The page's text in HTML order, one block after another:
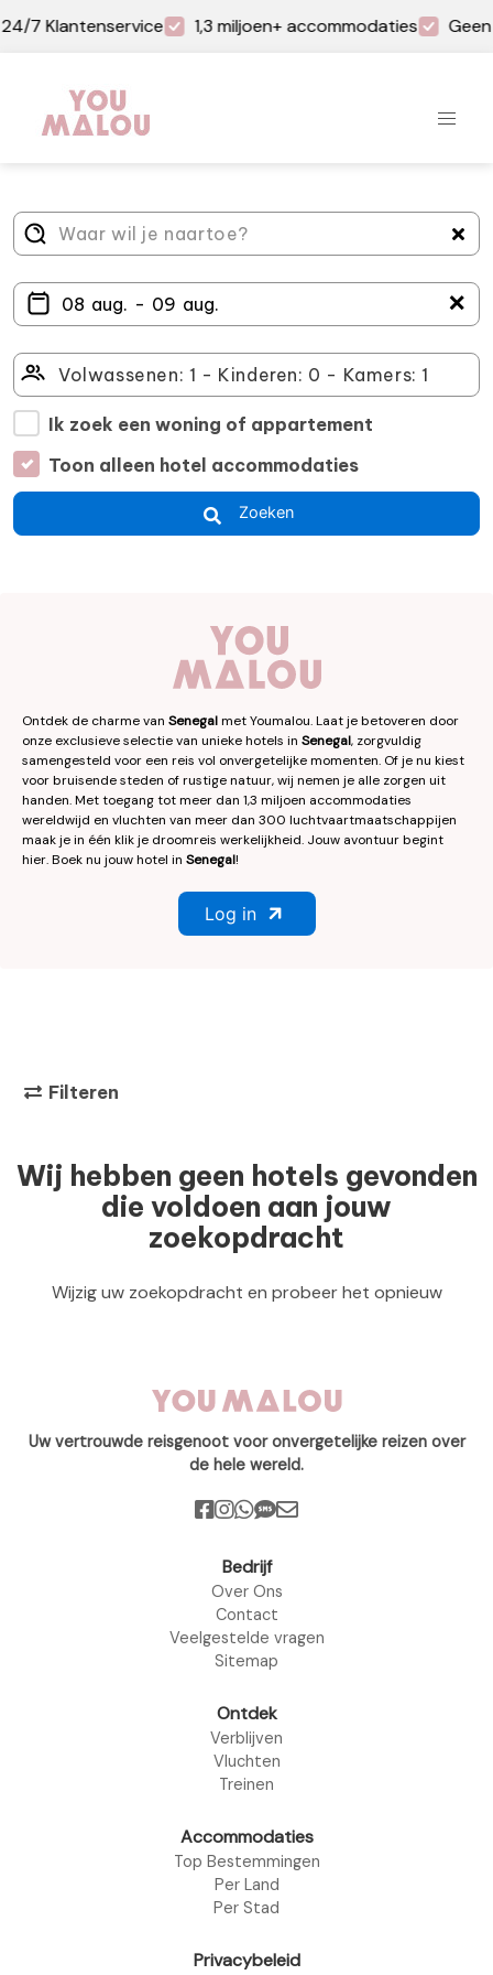
7 Klantenservice 1,3 miljoen+ accommodaties
＋
Ik zoek een woning of appartement
Toon alleen hotel accommodaties
Zoeken
Ontdek de charme van Senegalmet Youmalou. Laat je betoveren door
onze exclusieve selectie van unieke hotels in Senegal, zorgvuldig
samengesteld voor een reis vol onvergetelijke momenten. Of je nu kiest
voor bruisende steden of rustige natuur, wij nemen je alle zorgen uit
handen. Met toegang tot meer dan 1,3 miljoen accommodaties
wereldwijd en vluchten van meer dan 300 luchtvaartmaatschappijen
maak je in één klik je droomreis werkelijkheid. Jouw avontuur begint
hier. Boek nu jouw hotel in Senegal!
Log in
Filteren
Wij hebben geen hotels gevonden
die voldoen aan jouw
zoekopdracht
Wijzig uw zoekopdracht en probeer het opnieuw
Uw vertrouwde reisgenoot voor onvergetelijke reizen over
de hele wereld.
Bedrijf
Over Ons
Contact
Veelgestelde vragen
Sitemap
Ontdek
Verblijven
Vluchten
Treinen
Accommodaties
Top Bestemmingen
Per Land
Per Stad
Privacybeleid